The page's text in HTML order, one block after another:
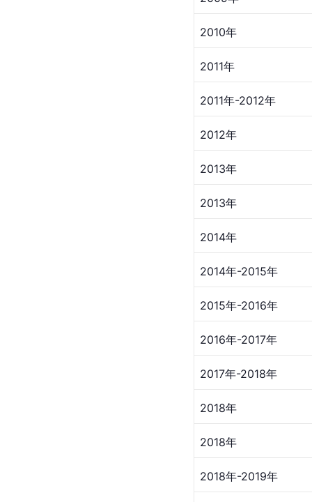
2010年
2011年
2011年-2012年
2012年
2013年
2013年
2014年
2014年-2015年
2015年-2016年
2016年-2017年
2017年-2018年
2018年
2018年
2018年-2019年